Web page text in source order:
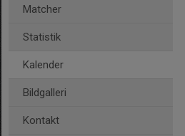
Matcher
Statistik
Kalender
Bildgalleri
Kontakt